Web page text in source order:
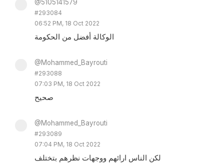
@5105141579
#293084
06:52 PM, 18 Oct 2022
الوكالة أفضل من الحكومة
@Mohammed_Bayrouti
#293088
07:03 PM, 18 Oct 2022
صحيح
@Mohammed_Bayrouti
#293089
07:04 PM, 18 Oct 2022
لكن الناس ارائهم ووجهات نظرهم بتختلف